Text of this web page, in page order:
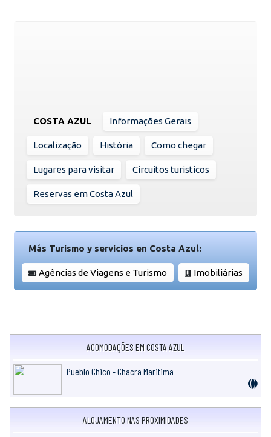
COSTA AZUL Informações Gerais
Localização História Como chegar
Lugares para visitar Circuitos turisticos
Reservas em Costa Azul
Más Turismo y servicios en Costa Azul:
Agências de Viagens e Turismo Imobiliárias
ACOMODAÇÕES EM COSTA AZUL
Pueblo Chico - Chacra Maritima
ALOJAMENTO NAS PROXIMIDADES